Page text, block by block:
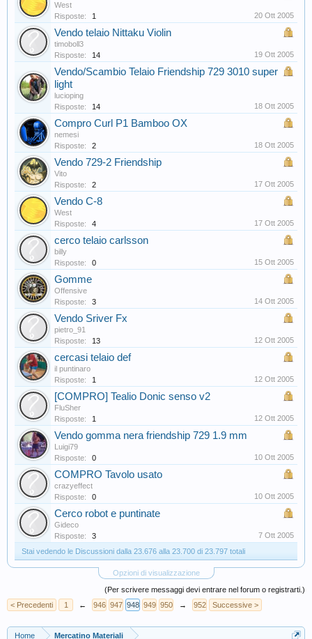
West
Risposte:
1 20 Ott 2005
Vendo telaio Nittaku Violin
timoboll3
Risposte:
14 19 Ott 2005
Vendo/Scambio Telaio Friendship 729 3010 super
light
lucioping
Risposte:
14 18 Ott 2005
Compro Curl P1 Bamboo OX
nemesi
Risposte:
2 18 Ott 2005
Vendo 729-2 Friendship
Vito
Risposte:
2 17 Ott 2005
Vendo C-8
West
Risposte:
4 17 Ott 2005
cerco telaio carlsson
billy
Risposte:
0 15 Ott 2005
Gomme
Offensive
Risposte:
3 14 Ott 2005
Vendo Sriver Fx
pietro_91
Risposte:
13 12 Ott 2005
cercasi telaio def
il puntinaro
Risposte:
1 12 Ott 2005
[COMPRO] Tealio Donic senso v2
FluSher
Risposte:
1 12 Ott 2005
Vendo gomma nera friendship 729 1.9 mm
Luigi79
Risposte:
0 10 Ott 2005
COMPRO Tavolo usato
crazyeffect
Risposte:
0 10 Ott 2005
Cerco robot e puntinate
Gideco
Risposte:
3
7 Ott 2005
Stai vedendo le Discussioni dalla 23.676 alla 23.700 di 23.797 totali
Opzioni di visualizzazione
(Per scrivere messaggi devi entrare nel forum o registrarti.)
< Precedenti
1 ← 946 947 948 949 950 → 952 Successive >
Home Mercatino Materiali